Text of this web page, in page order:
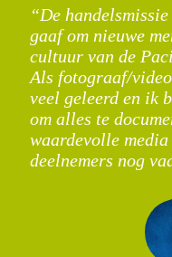
“De
gaaf om nieuwe
cultuur van de
Als fotograaf/
veel geleerd en ik
om alles te
waardevolle
deelnemers nog